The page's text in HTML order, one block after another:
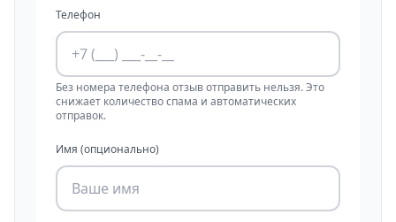
Телефон
Без номера телефона отзыв отправить нельзя. Это
снижает количество спама и автоматических
отправок.
Имя (опционально)